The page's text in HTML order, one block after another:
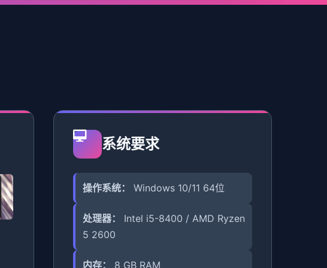
系统要求
操作系统： Windows 10/11 64位
处理器：
Intel i5-8400 / AMD Ryzen
5 2600
内存： 8 GB RAM